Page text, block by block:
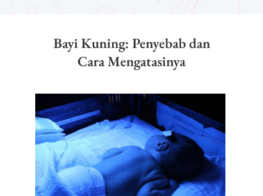
Bayi Kuning: Penyebab dan
Cara Mengatasinya